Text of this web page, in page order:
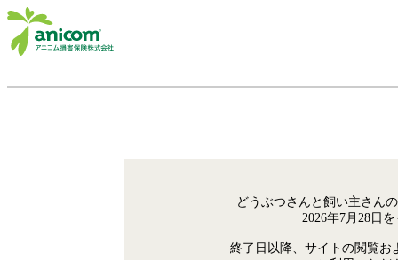
どうぶつさんと飼い主さん
2026年7月28日
終了日以降、サイトの閲覧お